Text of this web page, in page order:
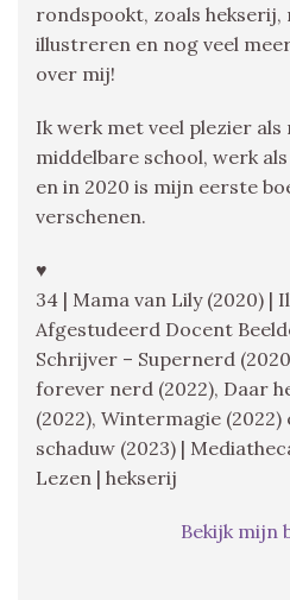
rondspookt, zoals hekserij,
illustreren en nog veel
over mij!
Ik werk met veel plezier
middelbare school, werk
en in 2020 is mijn eerste
verschenen.
♥
34 | Mama van Lily (2020) |
Afgestudeerd Docent
Schrijver – Supernerd
forever nerd (2022), Daar
(2022), Wintermagie (2022)
schaduw (2023) |
Lezen | hekserij
Bekijk mijn